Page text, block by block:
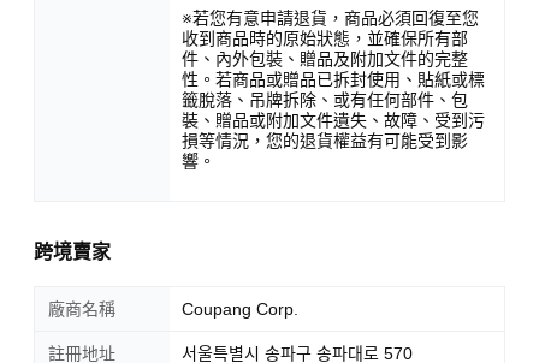
※若您有意申請退貨，商品必須回復至您
收到商品時的原始狀態，並確保所有部
件、內外包裝、贈品及附加文件的完整
性。若商品或贈品已拆封使用、貼紙或標
籤脫落、吊牌拆除、或有任何部件、包
裝、贈品或附加文件遺失、故障、受到污
損等情況，您的退貨權益有可能受到影
響。
跨境賣家
廠商名稱 Coupang Corp.
註冊地址 서울특별시 송파구 송파대로 570